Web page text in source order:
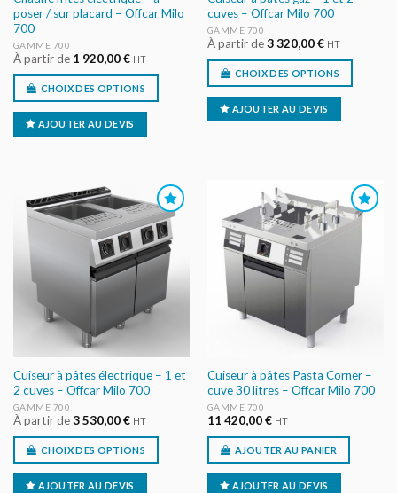
poser / sur placard – Offcar Milo
700
GAMME 700
À partir de 1 920,00€ HT
CHOIX DES OPTIONS
AJOUTER AU DEVIS
cuves – Offcar Milo 700
GAMME 700
À partir de3 320,00€ HT
CHOIX DES OPTIONS
AJOUTER AU DEVIS
AJOUTER
AU DEVIS
Cuiseur à pâtes électrique – 1 et
2 cuves – Offcar Milo 700
GAMME 700
À partir de3 530,00€ HT
CHOIX DES OPTIONS
AJOUTER AU DEVIS
AJOUTER
AU DEVIS
Cuiseur à pâtes Pasta Corner –
cuve 30 litres – Offcar Milo 700
GAMME 700
11 420,00€ HT
AJOUTER AU PANIER
AJOUTER AU DEVIS